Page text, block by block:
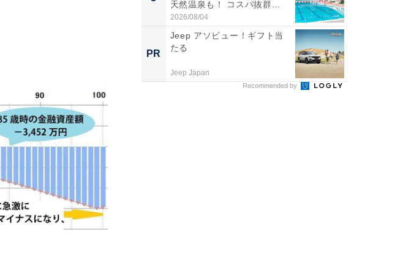
天然温泉も！ コスパ抜群...
2026/08/04
PR
Jeep アソビュー！ギフト当
たる
Jeep Japan
Recommended by